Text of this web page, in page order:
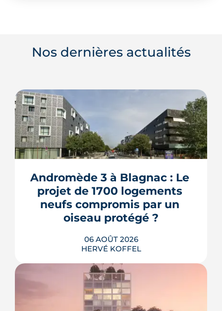
Nos dernières actualités
Andromède 3 à Blagnac : Le
projet de 1700 logements
neufs compromis par un
oiseau protégé ?
06 AOÛT 2026
HERVÉ KOFFEL